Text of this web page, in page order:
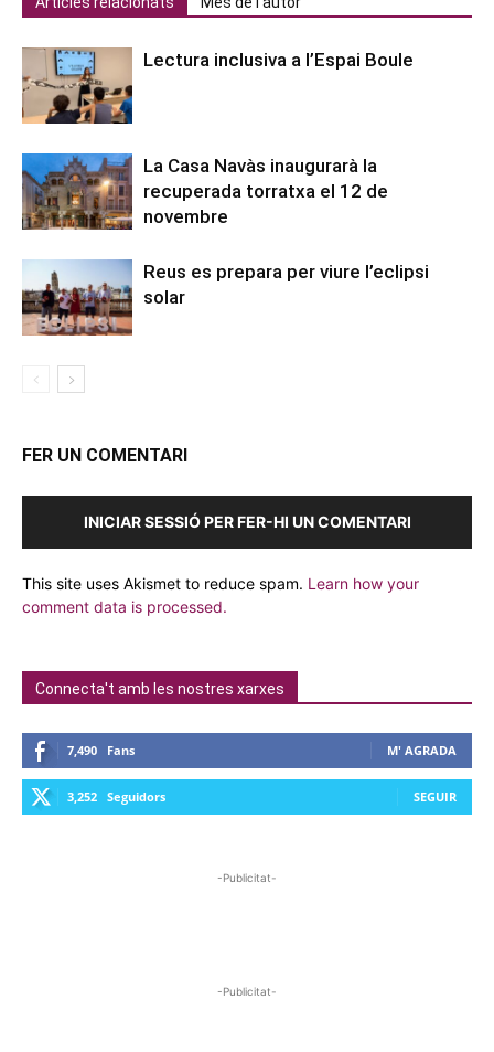
Lectura inclusiva a l’Espai Boule
La Casa Navàs inaugurarà la
recuperada torratxa el 12 de
novembre
Reus es prepara per viure l’eclipsi
solar
FER UN COMENTARI
INICIAR SESSIÓ PER FER-HI UN COMENTARI
This site uses Akismet to reduce spam. Learn how your
comment data is processed.
Connecta't amb les nostres xarxes
7,490 Fans M' AGRADA
3,252 Seguidors SEGUIR
-Publicitat-
-Publicitat-